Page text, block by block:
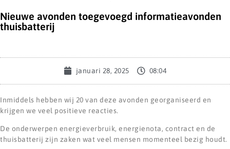
Nieuwe avonden toegevoegd informatieavonden
thuisbatterij
januari 28, 2025 08:04
Inmiddels hebben wij 20 van deze avonden georganiseerd en
krijgen we veel positieve reacties.
De onderwerpen energieverbruik, energienota, contract en de
thuisbatterij zijn zaken wat veel mensen momenteel bezig houdt.